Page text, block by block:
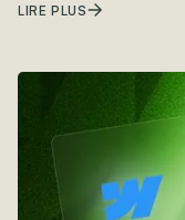
LIRE PLUS